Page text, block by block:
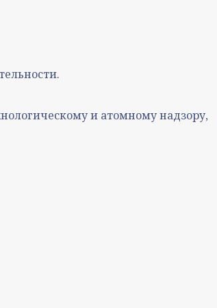
и атомному надзору,